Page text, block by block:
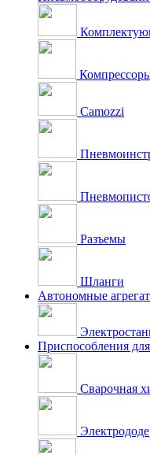
Camozzi
Разъемы
Шланги
Автономные
Приспособления
Сварочная